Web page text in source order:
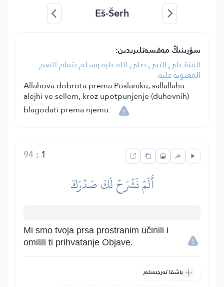
Eš-Šerh
سۈرىنىڭ مەقسەتلىرىدىن:
المنة على النبي صلى الله عليه وسلم بتمام النعم
المعنوية عليه.
Allahova dobrota prema Poslaniku, sallallahu
alejhi ve sellem, kroz upotpunjenje (duhovnih)
blagodati prema njemu.
1
:
94
أَلَمۡ نَشۡرَحۡ لَكَ صَدۡرَكَ
Mi smo tvoja prsa prostranim učinili i
omilili ti prihvatanje Objave.
باشقا تەرجىمىلەر